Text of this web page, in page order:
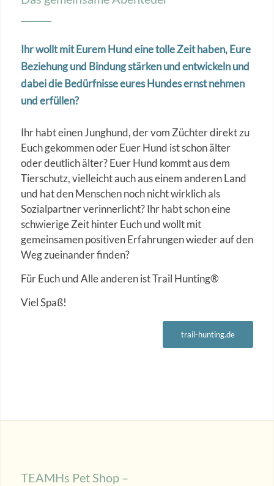
Ihr wollt mit Eurem Hund eine tolle Zeit haben, Eure
Beziehung und Bindung stärken und entwickeln und
dabei die Bedürfnisse eures Hundes ernst nehmen
und erfüllen?
Ihr habt einen Junghund, der vom Züchter direkt zu
Euch gekommen oder Euer Hund ist schon älter
oder deutlich älter? Euer Hund kommt aus dem
Tierschutz, vielleicht auch aus einem anderen Land
und hat den Menschen noch nicht wirklich als
Sozialpartner verinnerlicht? Ihr habt schon eine
schwierige Zeit hinter Euch und wollt mit
gemeinsamen positiven Erfahrungen wieder auf den
Weg zueinander finden?
Für Euch und Alle anderen ist Trail Hunting®
Viel Spaß!
trail-hunting.de
TEAMHs Pet Shop –